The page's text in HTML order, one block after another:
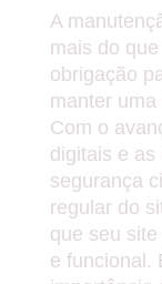
A
mais do
obrigação
manter
Com o
digitais e as
segurança
regular do
que seu
e funcional.